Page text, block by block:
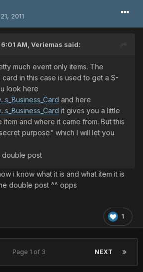
2011
AM, Veriemas said:
much event only items. The
card in this case is used to get a S-
look here
and here
it gives you a little
and where it came from. But this
purpose" which I will let you
double post
i know what it is and what item it is
double post ^^ opps
1
NEXT
Page 1 of 3